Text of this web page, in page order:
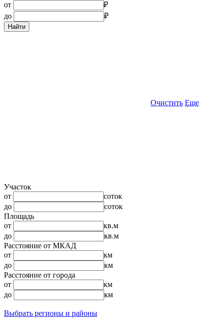
от
₽
до
₽
Найти
Очистить Еще
Участок
от
соток
до
соток
Площадь
от
кв.м
до
кв.м
Расстояние от МКАД
от
км
до
км
Расстояние от города
от
км
до
км
Выбрать регионы и районы